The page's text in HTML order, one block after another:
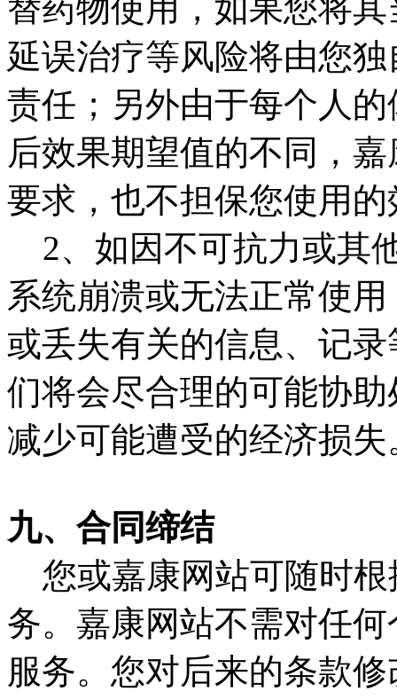
替药物使用，如果您将
延误治疗等风险将由您
责任；另外由于每个人
后效果期望值的不同，
要求，也不担保您使用
2、如因不可抗力或其
系统崩溃或无法正常使
或丢失有关的信息、记
们将会尽合理的可能协
减少可能遭受的经济损失
九、合同缔结
您或嘉康网站可随时根
务。嘉康网站不需对任
服务。您对后来的条款